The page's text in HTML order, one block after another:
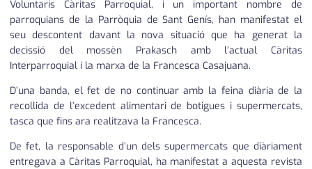
promo serveis
reportatge
salut
serveis
societat
Voluntaris Càritas Parroquial, i un important nombre de
parroquians de la Parròquia de Sant Genís, han manifestat el
seu descontent davant la nova situació que ha generat la
decissió del mossèn Prakasch amb l’actual Càritas
Interparroquial i la marxa de la Francesca Casajuana.
D’una banda, el fet de no continuar amb la feina diària de la
recollida de l’excedent alimentari de botigues i supermercats,
tasca que fins ara realitzava la Francesca.
De fet, la responsable d’un dels supermercats que diàriament
entregava a Càritas Parroquial, ha manifestat a aquesta revista